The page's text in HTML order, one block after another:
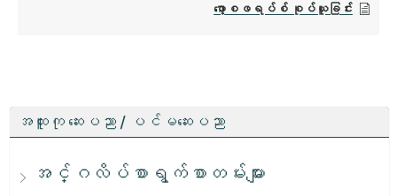
အထူးကု ဆေးပညာ / ပင်မဆေးပညာ
အင်္ဂလိပ်စာရွက်စာတမ်းများ
ဖော့စဖရပ်စ် စုပ်ယူခြင်း